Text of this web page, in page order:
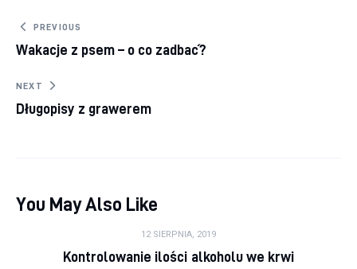
Nawigacja wpisu
PREVIOUS
Wakacje z psem – o co zadbać?
NEXT
Długopisy z grawerem
You May Also Like
12 SIERPNIA, 2019
Kontrolowanie ilości alkoholu we krwi